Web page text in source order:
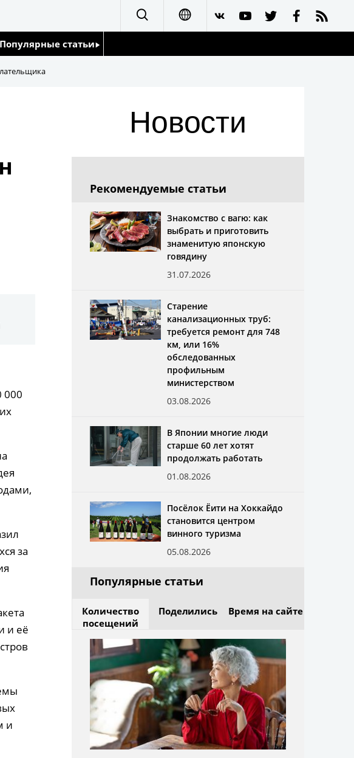
العربية
Популярные статьи
Японский язык
Еда и напитки
000
за
и её
и
Новости
Рекомендуемые статьи
Знакомство с вагю: как
выбрать и приготовить
знаменитую японскую
говядину
31.07.2026
Старение
канализационных труб:
требуется ремонт для 748
км, или 16%
обследованных
профильным
министерством
03.08.2026
В Японии многие люди
старше 60 лет хотят
продолжать работать
01.08.2026
Посёлок Ёити на Хоккайдо
становится центром
винного туризма
05.08.2026
Популярные статьи
Количество
посещений
Поделились Время на сайте